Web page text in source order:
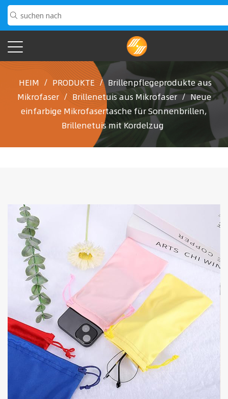
HEIM / PRODUKTE / Brillenpflegeprodukte aus
Mikrofaser / Brillenetuis aus Mikrofaser / Neue
einfarbige Mikrofasertasche für Sonnenbrillen,
Brillenetuis mit Kordelzug